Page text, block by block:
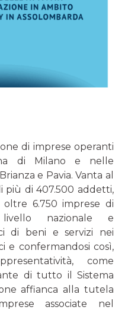
di imprese operanti
di Milano e nelle
e Pavia. Vanta al
più di 407.500 addetti,
6.750 impre­se di
nazionale e
di beni e servizi nei
e confermandosi così,
come
di tutto il Sistema
affianca alla tutela
associate nel